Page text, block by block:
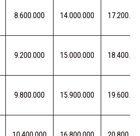
8.600.000 14.000.000
9.200.000 15.000.000
9.800.000 15.900.000